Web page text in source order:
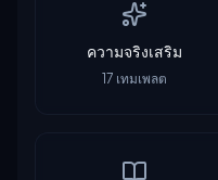
ความจริงเสริม
17 เทมเพลต